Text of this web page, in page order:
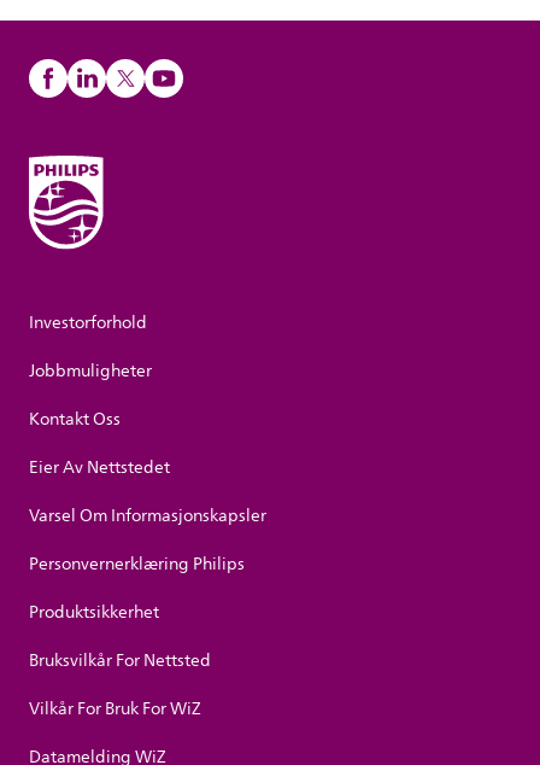
Investorforhold
Jobbmuligheter
Kontakt Oss
Eier Av Nettstedet
Varsel Om Informasjonskapsler
Personvernerklæring Philips
Produktsikkerhet
Bruksvilkår For Nettsted
Vilkår For Bruk For WiZ
Datamelding WiZ